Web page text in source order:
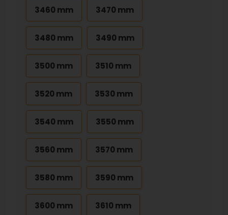
3460 mm 3470 mm
3480 mm 3490 mm
3500 mm 3510 mm
3520 mm 3530 mm
3540 mm 3550 mm
3560 mm 3570 mm
3580 mm 3590 mm
3600 mm 3610 mm